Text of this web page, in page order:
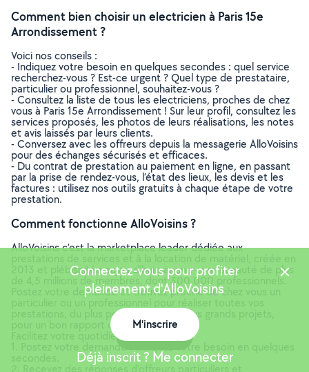
Comment bien choisir un electricien à Paris 15e
Arrondissement ?
Voici nos conseils :
- Indiquez votre besoin en quelques secondes : quel service
recherchez-vous ? Est-ce urgent ? Quel type de prestataire,
particulier ou professionnel, souhaitez-vous ?
- Consultez la liste de tous les electriciens, proches de chez
vous à Paris 15e Arrondissement ! Sur leur profil, consultez les
services proposés, les photos de leurs réalisations, les notes
et avis laissés par leurs clients.
- Conversez avec les offreurs depuis la messagerie AlloVoisins
pour des échanges sécurisés et efficaces.
- Du contrat de prestation au paiement en ligne, en passant
par la prise de rendez-vous, l’état des lieux, les devis et les
factures : utilisez nos outils gratuits à chaque étape de votre
prestation.
Comment fonctionne AlloVoisins ?
AlloVoisins c’est la marketplace leader dédiée aux
2013 et plébiscitée aujourd’hui par une communauté de plus
de 4,5 millions de membres, dont 300 000 professionnels.
Postez votre demande et trouvez proche de chez vous un
prestations, du plus petit besoin aux plus grands projets,
pour un bon rapport qualité/prix.
Facilitez votre quotidien en 3 étapes :
2. Recevez des réponses d’offreurs particuliers et
Connectez-vous pour profiter
pleinement d'AlloVoisins
M'inscrire
Déjà inscrit ? Me connecter